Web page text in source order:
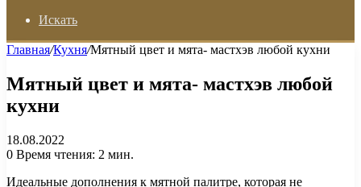
Искать
Главная/Кухня/Мятный цвет и мята- мастхэв любой кухни
Мятный цвет и мята- мастхэв любой
кухни
18.08.2022
0 Время чтения: 2 мин.
Идеальные дополнения к мятной палитре, которая не